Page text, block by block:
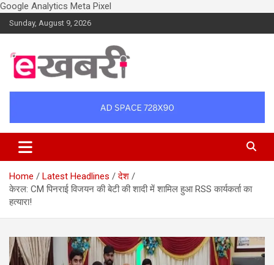
Google Analytics Meta Pixel
Skip
to
Sunday, August 9, 2026
Ekhabri.com
Home Latest Headlines
देश
केरल: CM पिनराई विजयन की बेटी की शादी में शामिल हुआ RSS कार्यकर्ता का
हत्यारा!